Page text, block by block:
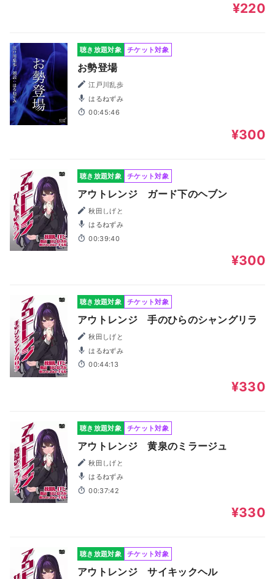
¥220
聴き放題対象 チケット対象
お勢登場
江戸川乱歩
はるねずみ
00:45:46
¥300
聴き放題対象 チケット対象
アウトレンジ ガード下のヘブン
秋田しげと
はるねずみ
00:39:40
¥300
聴き放題対象 チケット対象
アウトレンジ 手のひらのシャングリラ
秋田しげと
はるねずみ
00:44:13
¥330
聴き放題対象 チケット対象
アウトレンジ 黄泉のミラージュ
秋田しげと
はるねずみ
00:37:42
¥330
聴き放題対象 チケット対象
アウトレンジ サイキックヘル